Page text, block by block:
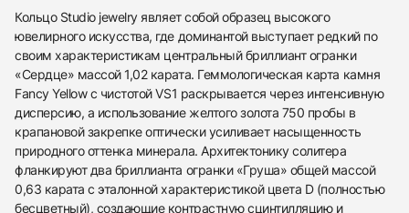
Кольцо Studio jewelry являет собой образец высокого
ювелирного искусства, где доминантой выступает редкий по
своим характеристикам центральный бриллиант огранки
«Сердце» массой 1,02 карата. Геммологическая карта камня
Fancy Yellow с чистотой VS1 раскрывается через интенсивную
дисперсию, а использование желтого золота 750 пробы в
крапановой закрепке оптически усиливает насыщенность
природного оттенка минерала. Архитектонику солитера
фланкируют два бриллианта огранки «Груша» общей массой
0,63 карата с эталонной характеристикой цвета D (полностью
бесцветный), создающие контрастную сцинтилляцию и